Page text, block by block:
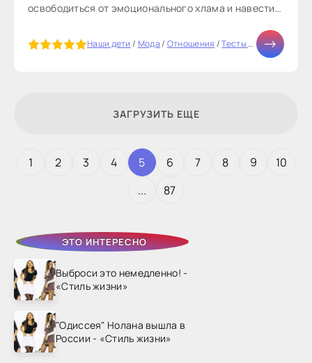
ЭТО ИНТЕРЕСНО
Выброси это немедленно! -
«Стиль жизни»
"Одиссея" Нолана вышла в
России - «Стиль жизни»
освободиться от эмоционального хлама и навести
Наши дети / Мода/ Отношения /Тесты онлайн /
ЗАГРУЗИТЬ ЕЩЕ
1 2 3 4 5 6 7 8 9
10
...
87